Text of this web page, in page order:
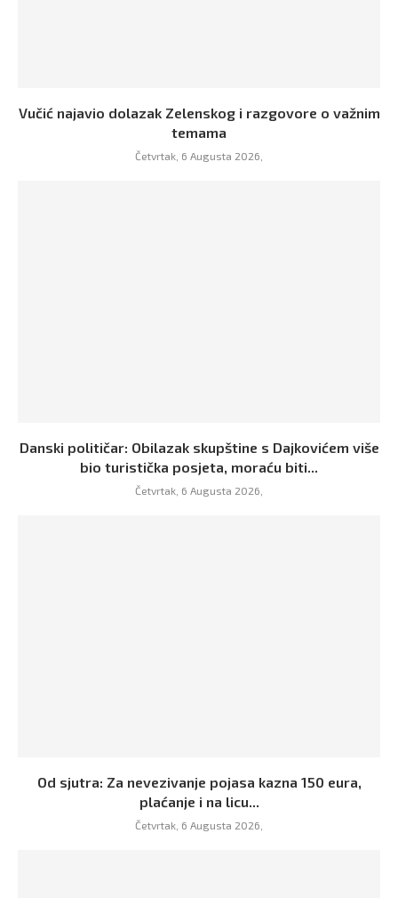
Vučić najavio dolazak Zelenskog i razgovore o važnim
temama
Četvrtak, 6 Augusta 2026,
Danski političar: Obilazak skupštine s Dajkovićem više
bio turistička posjeta, moraću biti...
Četvrtak, 6 Augusta 2026,
Od sjutra: Za nevezivanje pojasa kazna 150 eura,
plaćanje i na licu...
Četvrtak, 6 Augusta 2026,